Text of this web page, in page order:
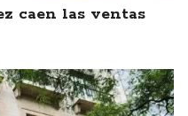
caen las ventas